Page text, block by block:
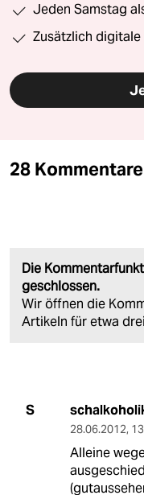
Jeden Samstag
Zusätzlich
28 Kommentare
Die
geschlossen.
Wir öffnen die
Artikeln für etwa
S
28.06.2012,
Alleine